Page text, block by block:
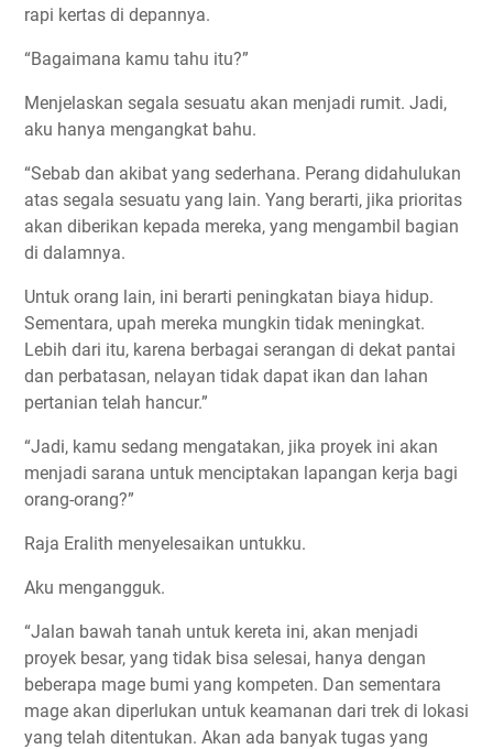
rapi kertas di depannya.
“Bagaimana kamu tahu itu?”
Menjelaskan segala sesuatu akan menjadi rumit. Jadi,
aku hanya mengangkat bahu.
“Sebab dan akibat yang sederhana. Perang didahulukan
atas segala sesuatu yang lain. Yang berarti, jika prioritas
akan diberikan kepada mereka, yang mengambil bagian
di dalamnya.
Untuk orang lain, ini berarti peningkatan biaya hidup.
Sementara, upah mereka mungkin tidak meningkat.
Lebih dari itu, karena berbagai serangan di dekat pantai
dan perbatasan, nelayan tidak dapat ikan dan lahan
pertanian telah hancur.”
“Jadi, kamu sedang mengatakan, jika proyek ini akan
menjadi sarana untuk menciptakan lapangan kerja bagi
orang-orang?”
Raja Eralith menyelesaikan untukku.
Aku mengangguk.
“Jalan bawah tanah untuk kereta ini, akan menjadi
proyek besar, yang tidak bisa selesai, hanya dengan
beberapa mage bumi yang kompeten. Dan sementara
mage akan diperlukan untuk keamanan dari trek di lokasi
yang telah ditentukan. Akan ada banyak tugas yang